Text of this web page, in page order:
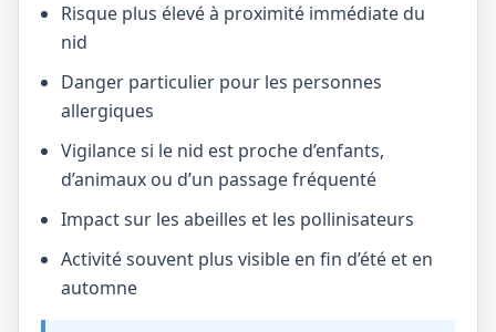
Risque plus élevé à proximité immédiate du
nid
Danger particulier pour les personnes
allergiques
Vigilance si le nid est proche d’enfants,
d’animaux ou d’un passage fréquenté
Impact sur les abeilles et les pollinisateurs
Activité souvent plus visible en fin d’été et en
automne